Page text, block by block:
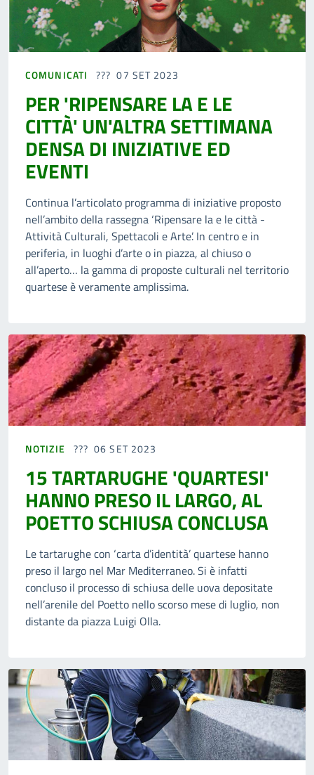
COMUNICATI 07 SET 2023
PER 'RIPENSARE LA E LE
CITTÀ' UN'ALTRA SETTIMANA
DENSA DI INIZIATIVE ED
EVENTI
Continua l’articolato programma di iniziative proposto
nell’ambito della rassegna ‘Ripensare la e le città -
Attività Culturali, Spettacoli e Arte’. In centro e in
periferia, in luoghi d’arte o in piazza, al chiuso o
all’aperto… la gamma di proposte culturali nel territorio
quartese è veramente amplissima.
NOTIZIE 06 SET 2023
15 TARTARUGHE 'QUARTESI'
HANNO PRESO IL LARGO, AL
POETTO SCHIUSA CONCLUSA
Le tartarughe con ‘carta d’identità’ quartese hanno
preso il largo nel Mar Mediterraneo. Si è infatti
concluso il processo di schiusa delle uova depositate
nell’arenile del Poetto nello scorso mese di luglio, non
distante da piazza Luigi Olla.